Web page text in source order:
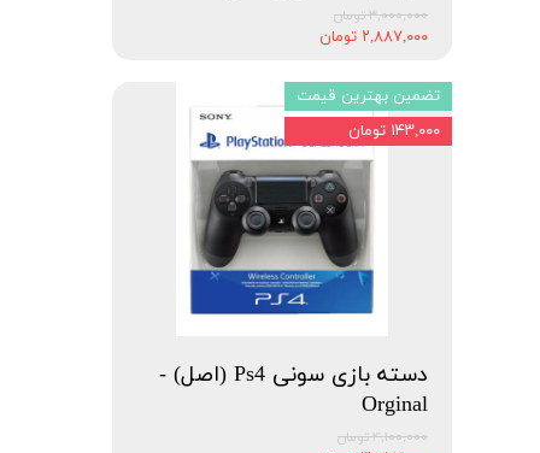
۳,۰۰۰,۰۰۰ تومان
۲,۸۸۷,۰۰۰ تومان
دسته بازی سونی Ps4 (اصل) -
Orginal
۴,۱۰۰,۰۰۰ تومان
تضمین بهترین قیمت
۱۴۳,۰۰۰ تومان